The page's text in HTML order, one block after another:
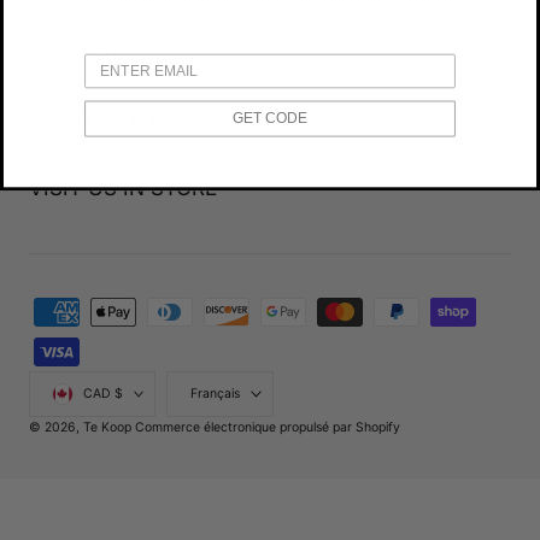
TE KOOP
VISIT US IN STORE
CAD $ Français
© 2026, Te Koop Commerce électronique propulsé par Shopify
paiement
GET CODE